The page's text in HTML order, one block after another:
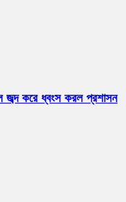
জব্দ করে ধ্বংস করল প্রশাসন